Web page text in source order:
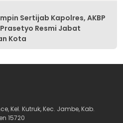
Sertijab Kapolres, AKBP
Resmi Jabat
Kota
Kel. Kutruk, Kec. Jambe, Kab.
15720